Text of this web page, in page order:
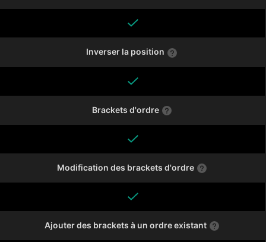
Inverser la position
Brackets d'ordre
Modification des brackets d'ordre
Ajouter des brackets à un ordre existant